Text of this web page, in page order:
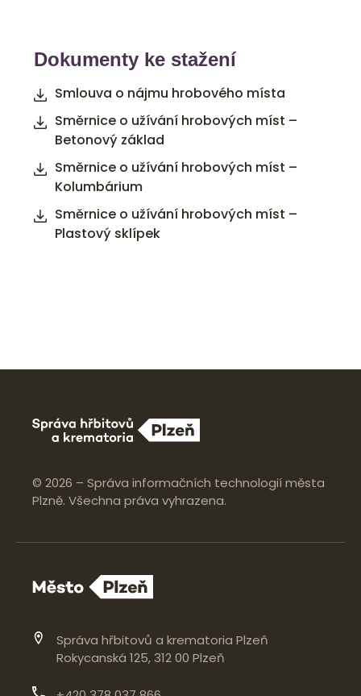
Dokumenty ke stažení
Smlouva o nájmu hrobového místa
Směrnice o užívání hrobových míst –
Betonový základ
Směrnice o užívání hrobových míst –
Kolumbárium
Směrnice o užívání hrobových míst –
Plastový sklípek
© 2026 – Správa informačních technologií města
Plzně. Všechna práva vyhrazena.
Správa hřbitovů a krematoria Plzeň
Rokycanská 125, 312 00 Plzeň